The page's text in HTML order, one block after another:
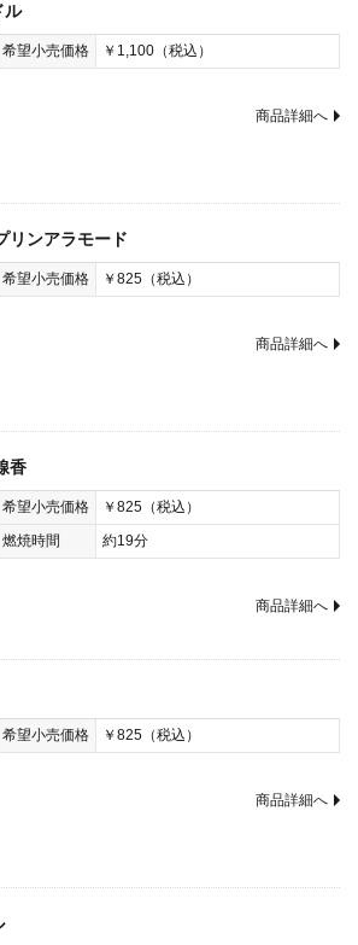
ル
希望小売価格 ￥1,100（税込）
商品詳細へ
リンアラモード
希望小売価格 ￥825（税込）
商品詳細へ
香
希望小売価格
￥825（税込）
燃焼時間
約19分
商品詳細へ
希望小売価格 ￥825（税込）
商品詳細へ